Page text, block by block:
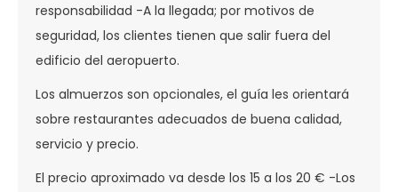
responsabilidad -A la llegada; por motivos de
seguridad, los clientes tienen que salir fuera del
edificio del aeropuerto.
Los almuerzos son opcionales, el guía les orientará
sobre restaurantes adecuados de buena calidad,
servicio y precio.
El precio aproximado va desde los 15 a los 20 € -Los